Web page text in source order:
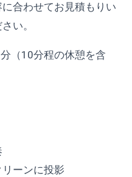
合わせてお見積もりい
い。
（10分程の休憩を含
ーンに投影